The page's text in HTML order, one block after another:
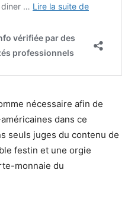
nécessaire afin de
dans ce
seuls juges du contenu de
festin et une orgie
monnaie du